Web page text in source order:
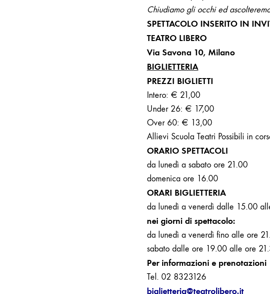
Chiudiamo gli occhi ed
SPETTACOLO INSERITO IN
TEATRO LIBERO
Via Savona 10, Milano
BIGLIETTERIA
PREZZI BIGLIETTI
Intero: € 21,00
Under 26: € 17,00
Over 60: € 13,00
Allievi Scuola Teatri Possibili in
ORARIO SPETTACOLI
da lunedì a sabato ore 21.00
domenica ore 16.00
ORARI BIGLIETTERIA
da lunedì a venerdì dalle 15.00
nei giorni di spettacolo:
da lunedì a venerdì fino alle ore
sabato dalle ore 19.00 alle ore
Per informazioni e prenotazioni
Tel. 02 8323126
biglietteria@teatrolibero.it